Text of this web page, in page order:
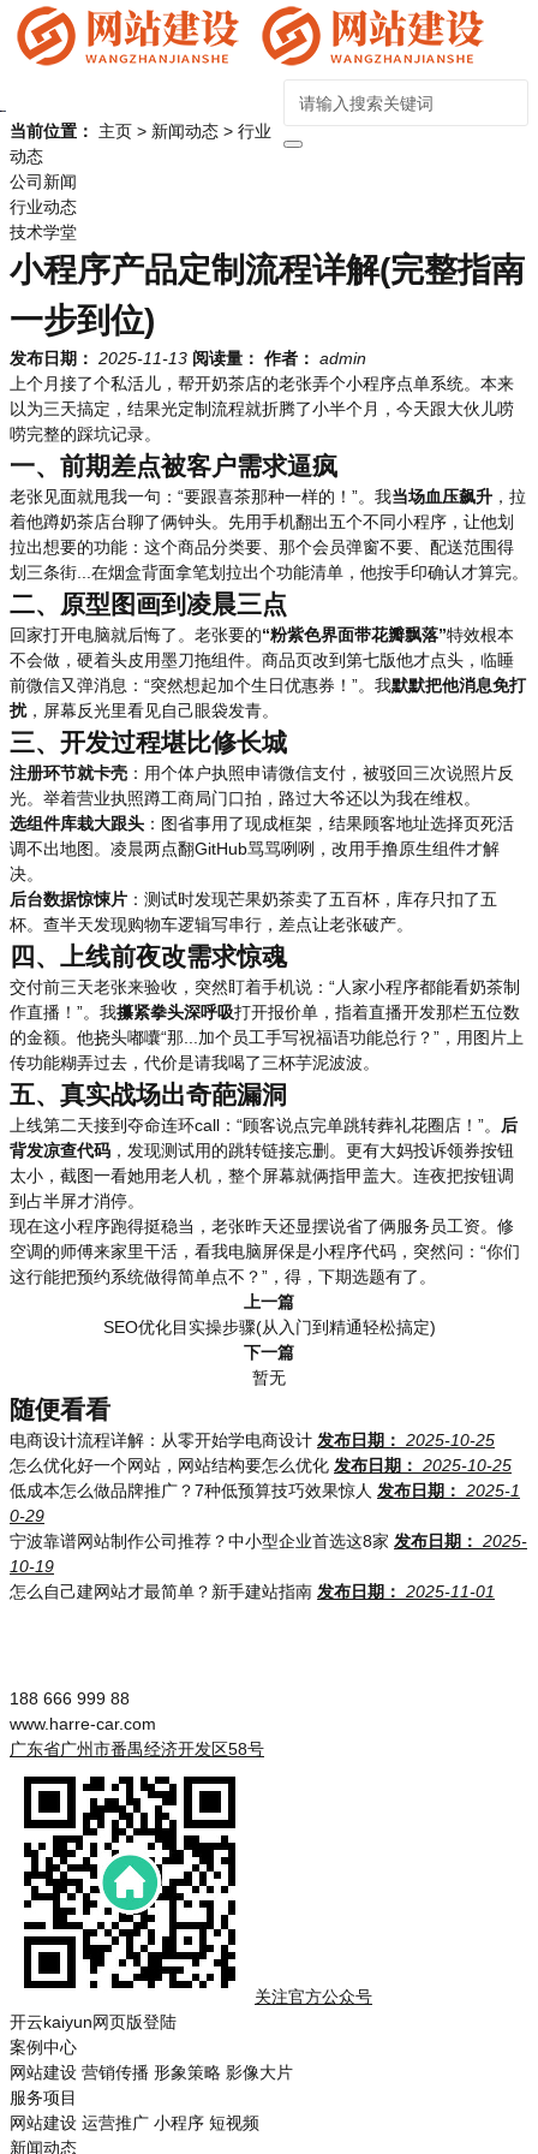
当前位置： 主页 > 新闻动态 > 行业
动态
公司新闻
行业动态
技术学堂
小程序产品定制流程详解(完整指南
一步到位)
发布日期： 2025-11-13 阅读量： 作者： admin
上个月接了个私活儿，帮开奶茶店的老张弄个小程序点单系统。本来
以为三天搞定，结果光定制流程就折腾了小半个月，今天跟大伙儿唠
唠完整的踩坑记录。
一、前期差点被客户需求逼疯
老张见面就甩我一句：“要跟喜茶那种一样的！”。我当场血压飙升 ，拉
着他蹲奶茶店台聊了俩钟头。先用手机翻出五个不同小程序，让他划
拉出想要的功能：这个商品分类要、那个会员弹窗不要、配送范围得
划三条街...在烟盒背面拿笔划拉出个功能清单，他按手印确认才算完。
二、原型图画到凌晨三点
回家打开电脑就后悔了。老张要的“粉紫色界面带花瓣飘落”特效根本
不会做，硬着头皮用墨刀拖组件。商品页改到第七版他才点头，临睡
前微信又弹消息：“突然想起加个生日优惠券！”。我默默把他消息免打
扰，屏幕反光里看见自己眼袋发青。
三、开发过程堪比修长城
注册环节就卡壳 ：用个体户执照申请微信支付，被驳回三次说照片反
光。举着营业执照蹲工商局门口拍，路过大爷还以为我在维权。
选组件库栽大跟头 ：图省事用了现成框架，结果顾客地址选择页死活
调不出地图。凌晨两点翻GitHub骂骂咧咧，改用手撸原生组件才解
决。
后台数据惊悚片 ：测试时发现芒果奶茶卖了五百杯，库存只扣了五
杯。查半天发现购物车逻辑写串行，差点让老张破产。
四、上线前夜改需求惊魂
交付前三天老张来验收，突然盯着手机说：“人家小程序都能看奶茶制
作直播！”。我攥紧拳头深呼吸打开报价单，指着直播开发那栏五位数
的金额。他挠头嘟囔“那...加个员工手写祝福语功能总行？”，用图片上
传功能糊弄过去，代价是请我喝了三杯芋泥波波。
五、真实战场出奇葩漏洞
上线第二天接到夺命连环call：“顾客说点完单跳转葬礼花圈店！”。
后
背发凉查代码 ，发现测试用的跳转链接忘删。更有大妈投诉领券按钮
太小，截图一看她用老人机，整个屏幕就俩指甲盖大。连夜把按钮调
到占半屏才消停。
现在这小程序跑得挺稳当，老张昨天还显摆说省了俩服务员工资。修
空调的师傅来家里干活，看我电脑屏保是小程序代码，突然问：“你们
这行能把预约系统做得简单点不？”，得，下期选题有了。
上一篇
SEO优化目实操步骤(从入门到精通轻松搞定)
下一篇
暂无
随便看看
电商设计流程详解：从零开始学电商设计 发布日期： 2025-10-25
怎么优化好一个网站，网站结构要怎么优化 发布日期： 2025-10-25
低成本怎么做品牌推广？7种低预算技巧效果惊人 发布日期： 2025-1
0-29
宁波靠谱网站制作公司推荐？中小型企业首选这8家 发布日期： 2025-
10-19
怎么自己建网站才最简单？新手建站指南 发布日期： 2025-11-01
188 666 999 88
www.harre-car.com
广东省广州市番禺经济开发区58号
关注官方公众号
开云kaiyun网页版登陆
案例中心
网站建设 营销传播 形象策略 影像大片
服务项目
网站建设 运营推广 小程序 短视频
新闻动态